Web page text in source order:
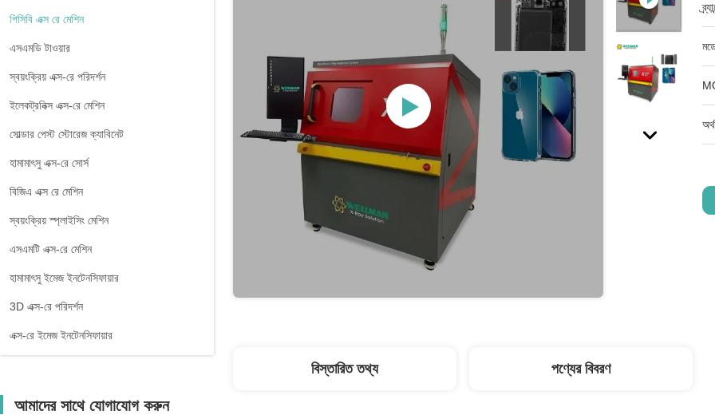
পিসিবি এক্স রে মেশিন
এসএমডি টাওয়ার
স্বয়ংক্রিয় এক্স-রে পরিদর্শন
ইলেকট্রনিক্স এক্স-রে মেশিন
সোল্ডার পেস্ট স্টোরেজ ক্যাবিনেট
হামামাৎসু এক্স-রে সোর্স
বিজিএ এক্স রে মেশিন
স্বয়ংক্রিয় স্প্লাইসিং মেশিন
এসএমটি এক্স-রে মেশিন
হামামাৎসু ইমেজ ইনটেনসিফায়ার
3D এক্স-রে পরিদর্শন
এক্স-রে ইমেজ ইনটেনসিফায়ার
আমাদের সাথে যোগাযোগ করুন
বিস্তারিত তথ্য পণ্যের বিবরণ